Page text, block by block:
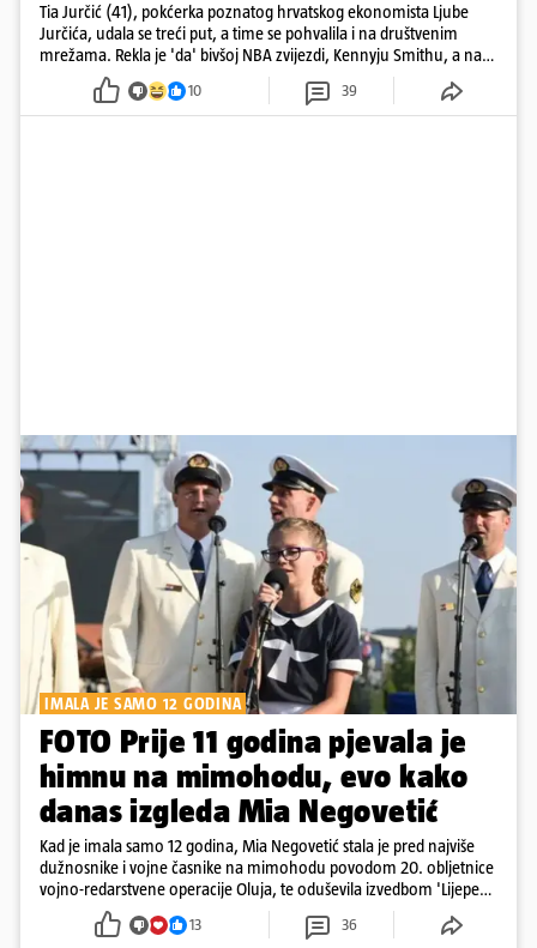
Tia Jurčić (41), pokćerka poznatog hrvatskog ekonomista Ljube
Jurčića, udala se treći put, a time se pohvalila i na društvenim
mrežama. Rekla je 'da' bivšoj NBA zvijezdi, Kennyju Smithu, a na
snimkama i fotografijama je pokazala vesele trenutke s vjenčanja
10 39
IMALA JE SAMO 12 GODINA
FOTO Prije 11 godina pjevala je
himnu na mimohodu, evo kako
danas izgleda Mia Negovetić
Kad je imala samo 12 godina, Mia Negovetić stala je pred najviše
dužnosnike i vojne časnike na mimohodu povodom 20. obljetnice
vojno-redarstvene operacije Oluja, te oduševila izvedbom 'Lijepe
13 36